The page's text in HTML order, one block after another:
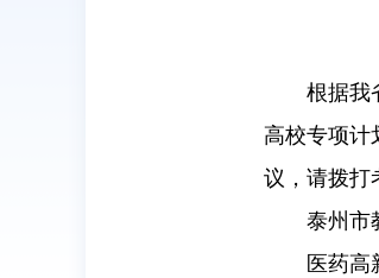
根据我
高校专项计
议，请拨打
泰州市
医药高